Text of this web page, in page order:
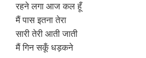
रहने लगा आज कल हूँ
मैं पास इतना तेरा
सारी तेरी आती जाती
मैं गिन सकूँ धड़कने